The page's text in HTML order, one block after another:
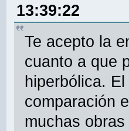
13:39:22
Te acepto la
cuanto a que
hiperbólica.
comparación
muchas